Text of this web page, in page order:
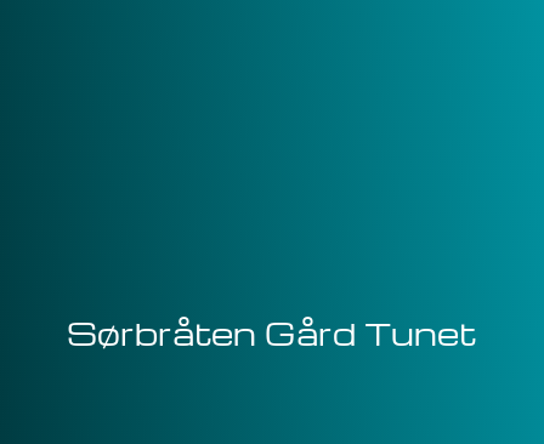
Sørbråten Gård Tunet